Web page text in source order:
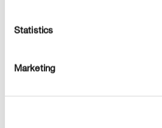
Statistics
Marketing